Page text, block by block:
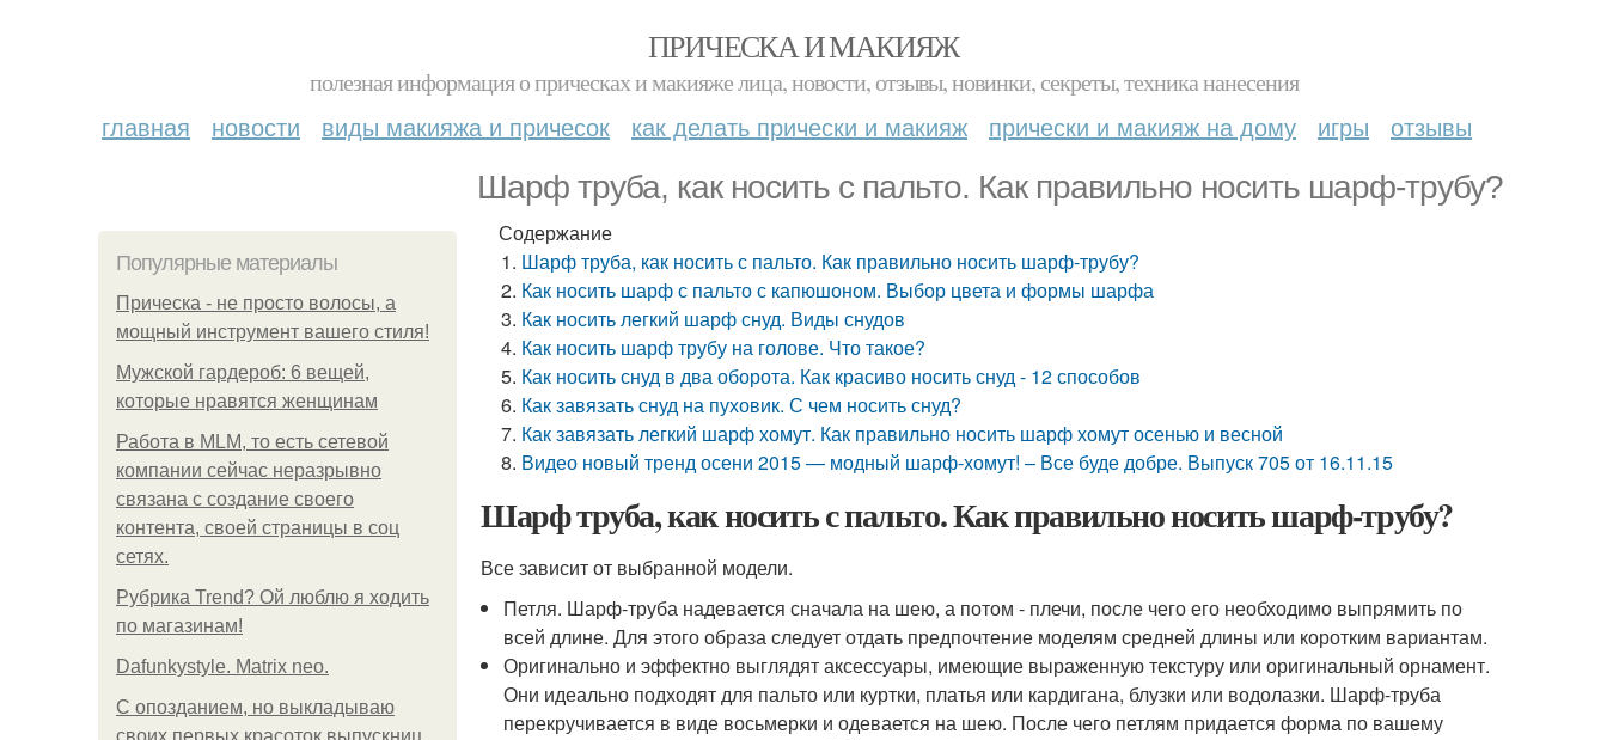
ПРИЧЕСКА И МАКИЯЖ
полезная информация о прическах и макияже лица, новости, отзывы, новинки, секреты, техника нанесения
главная новости виды макияжа и причесок как делать прически и макияж прически и макияж на дому игры отзывы
Шарф труба, как носить с пальто. Как правильно носить шарф-трубу?
Популярные материалы
Прическа - не просто волосы, а
мощный инструмент вашего стиля!
Мужской гардероб: 6 вещей,
которые нравятся женщинам
Работа в MLM, то есть сетевой
компании сейчас неразрывно
связана с создание своего
контента, своей страницы в соц
сетях.
Рубрика Trend? Ой люблю я ходить
по магазинам!
Dafunkystyle. Matrix neo.
С опозданием, но выкладываю
своих первых красоток выпускниц
Содержание
Шарф труба, как носить с пальто. Как правильно носить шарф-трубу?
Как носить шарф с пальто с капюшоном. Выбор цвета и формы шарфа
Как носить легкий шарф снуд. Виды снудов
Как носить шарф трубу на голове. Что такое?
Как носить снуд в два оборота. Как красиво носить снуд - 12 способов
Как завязать снуд на пуховик. С чем носить снуд?
Как завязать легкий шарф хомут. Как правильно носить шарф хомут осенью и весной
Видео новый тренд осени 2015 — модный шарф-хомут! – Все буде добре. Выпуск 705 от 16.11.15
Шарф труба, как носить с пальто. Как правильно носить шарф-трубу?
Все зависит от выбранной модели.
Петля. Шарф-труба надевается сначала на шею, а потом - плечи, после чего его необходимо выпрямить по
всей длине. Для этого образа следует отдать предпочтение моделям средней длины или коротким вариантам.
Оригинально и эффектно выглядят аксессуары, имеющие выраженную текстуру или оригинальный орнамент.
Они идеально подходят для пальто или куртки, платья или кардигана, блузки или водолазки. Шарф-труба
перекручивается в виде восьмерки и одевается на шею. После чего петлям придается форма по вашему